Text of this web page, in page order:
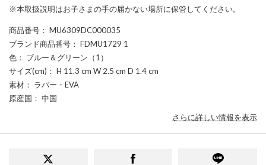
※本取扱説明はお子さまの手の届かない場所に保管してください。
商品番号 ： MU6309DC000035
ブランド商品番号 ： FDMU1729 1
色 ： ブルー＆グリーン（1）
サイズ(cm) ： H 11.3 cm W 2.5 cm D 1.4 cm
素材 ： ラバー・EVA
原産国 ： 中国
さらに詳しい情報を表示